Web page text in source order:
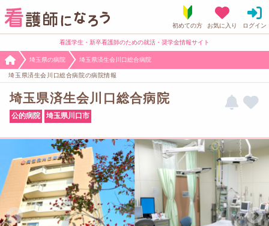
看護学生・新卒看護師のための就活・奨学金情報サイト
埼玉県の病院 埼玉県済生会川口総合病院
埼玉県済生会川口総合病院の病院情報
埼玉県済生会川口総合病院
公的病院 埼玉県川口市